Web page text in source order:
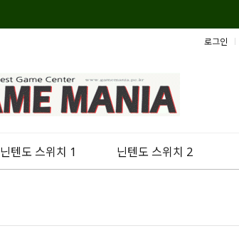
로그인
닌텐도 스위치 1 닌텐도 스위치 2